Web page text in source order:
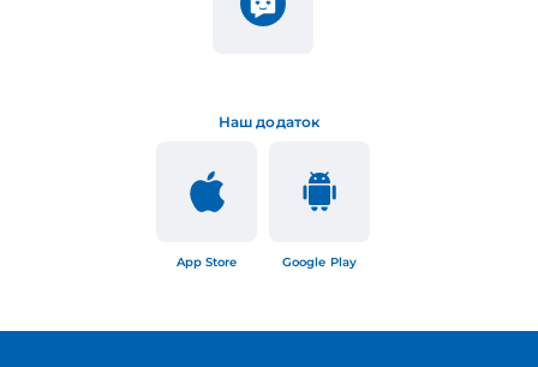
Наш додаток
App Store Google Play